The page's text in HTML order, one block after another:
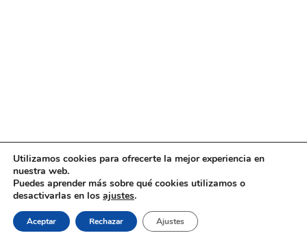
Utilizamos cookies para ofrecerte la mejor experiencia en
nuestra web.
Puedes aprender más sobre qué cookies utilizamos o
desactivarlas en los ajustes.
Aceptar Rechazar Ajustes